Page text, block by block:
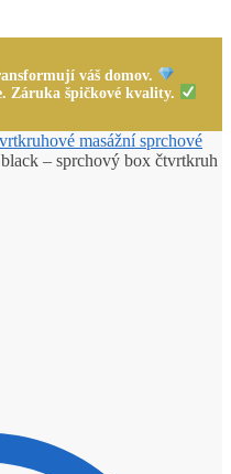
váš domov.
Záruka špičkové kvality.
masážní sprchové
– sprchový box čtvrtkruh